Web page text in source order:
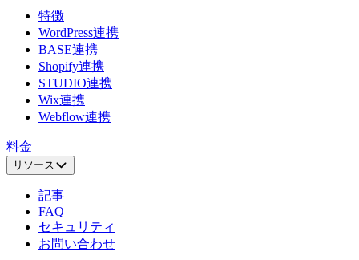
特徴
WordPress連携
BASE連携
Shopify連携
STUDIO連携
Wix連携
Webflow連携
料金
リソース
記事
FAQ
セキュリティ
お問い合わせ